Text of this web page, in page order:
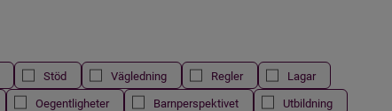
Stöd Vägledning Regler
Lagar
Oegentligheter Barnperspektivet
Utbildning